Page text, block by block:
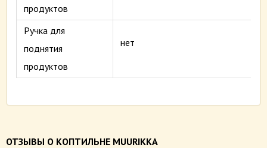
продуктов
Ручка для
поднятия
продуктов
нет
ОТЗЫВЫ О КОПТИЛЬНЕ MUURIKKA